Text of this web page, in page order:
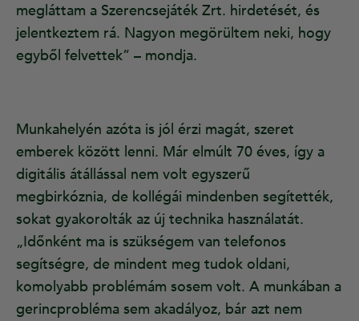
megláttam a Szerencsejáték Zrt. hirdetését, és
jelentkeztem rá. Nagyon megörültem neki, hogy
egyből felvettek” – mondja.
Munkahelyén azóta is jól érzi magát, szeret
emberek között lenni. Már elmúlt 70 éves, így a
digitális átállással nem volt egyszerű
megbirkóznia, de kollégái mindenben segítették,
sokat gyakorolták az új technika használatát.
„Időnként ma is szükségem van telefonos
segítségre, de mindent meg tudok oldani,
komolyabb problémám sosem volt. A munkában a
gerincprobléma sem akadályoz, bár azt nem